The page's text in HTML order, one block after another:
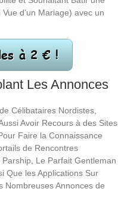
d’un Mariage) avec un
Les Annonces
Célibataires Nordistes,
Avoir Recours à des Sites
Faire la Connaissance
de Rencontres
Le Parfait Gentleman
Que les Applications Sur
Nombreuses Annonces de